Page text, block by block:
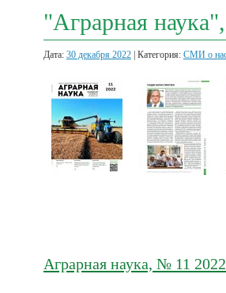
"Аграрная
Дата: 30 декабря 2022 | Категория: СМИ о
Аграрная наука, № 11